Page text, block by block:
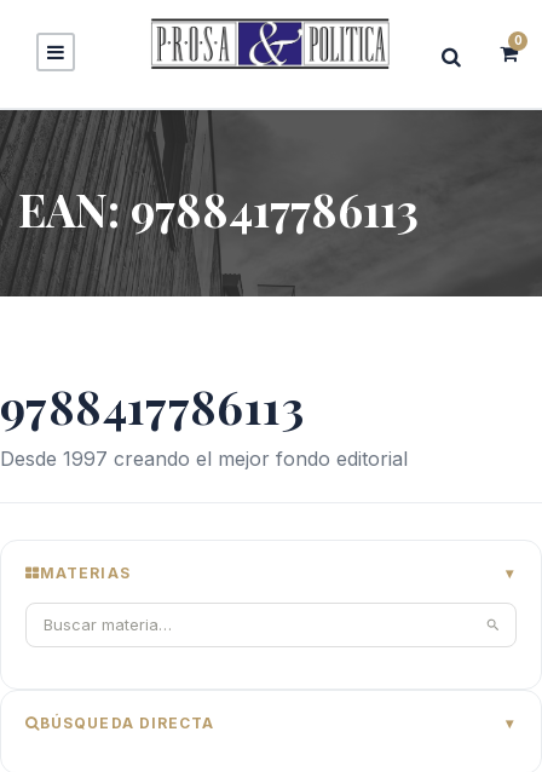
0
EAN:9788417786113
9788417786113
Desde 1997 creando el mejor fondo editorial
MATERIAS
BÚSQUEDA DIRECTA